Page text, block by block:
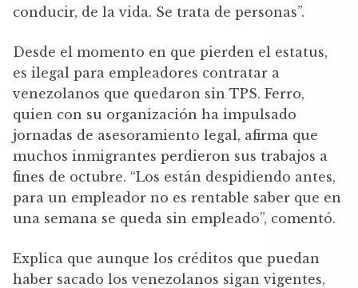
conducir, de la vida. Se trata de personas”.
Desde el momento en que pierden el estatus,
es ilegal para empleadores contratar a
venezolanos que quedaron sin TPS. Ferro,
quien con su organización ha impulsado
jornadas de asesoramiento legal, afirma que
muchos inmigrantes perdieron sus trabajos a
fines de octubre. “Los están despidiendo antes,
para un empleador no es rentable saber que en
una semana se queda sin empleado”, comentó.
Explica que aunque los créditos que puedan
haber sacado los venezolanos sigan vigentes,